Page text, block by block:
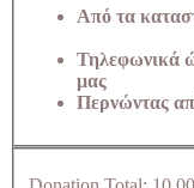
Από τα
Τηλεφωνικά
μας
Περνώντας